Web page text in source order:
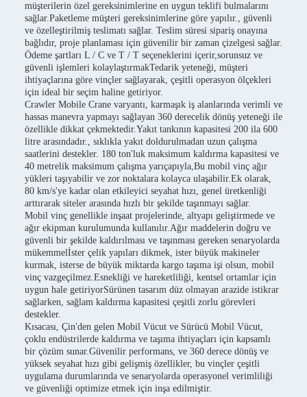
müşterilerin özel gereksinimlerine en uygun teklifi bulmalarını
sağlar.Paketleme müşteri gereksinimlerine göre yapılır., güvenli
ve özelleştirilmiş teslimatı sağlar. Teslim süresi sipariş onayına
bağlıdır, proje planlaması için güvenilir bir zaman çizelgesi sağlar.
Ödeme şartları L / C ve T / T seçeneklerini içerir,sorunsuz ve
güvenli işlemleri kolaylaştırmakTedarik yeteneği, müşteri
ihtiyaçlarına göre vinçler sağlayarak, çeşitli operasyon ölçekleri
için ideal bir seçim haline getiriyor.
Crawler Mobile Crane varyantı, karmaşık iş alanlarında verimli ve
hassas manevra yapmayı sağlayan 360 derecelik dönüş yeteneği ile
özellikle dikkat çekmektedir.Yakıt tankının kapasitesi 200 ila 600
litre arasındadır., sıklıkla yakıt doldurulmadan uzun çalışma
saatlerini destekler. 180 ton'luk maksimum kaldırma kapasitesi ve
40 metrelik maksimum çalışma yarıçapıyla,Bu mobil vinç ağır
yükleri taşıyabilir ve zor noktalara kolayca ulaşabilir.Ek olarak,
80 km/s'ye kadar olan etkileyici seyahat hızı, genel üretkenliği
arttırarak siteler arasında hızlı bir şekilde taşınmayı sağlar.
Mobil vinç genellikle inşaat projelerinde, altyapı geliştirmede ve
ağır ekipman kurulumunda kullanılır.Ağır maddelerin doğru ve
güvenli bir şekilde kaldırılması ve taşınması gereken senaryolarda
mükemmelİster çelik yapıları dikmek, ister büyük makineler
kurmak, isterse de büyük miktarda kargo taşıma işi olsun, mobil
vinç vazgeçilmez.Esnekliği ve hareketliliği, kentsel ortamlar için
uygun hale getiriyorSürünen tasarım düz olmayan arazide istikrar
sağlarken, sağlam kaldırma kapasitesi çeşitli zorlu görevleri
destekler.
Kısacası, Çin'den gelen Mobil Vücut ve Sürücü Mobil Vücut,
çoklu endüstrilerde kaldırma ve taşıma ihtiyaçları için kapsamlı
bir çözüm sunar.Güvenilir performans, ve 360 derece dönüş ve
yüksek seyahat hızı gibi gelişmiş özellikler, bu vinçler çeşitli
uygulama durumlarında ve senaryolarda operasyonel verimliliği
ve güvenliği optimize etmek için inşa edilmiştir.